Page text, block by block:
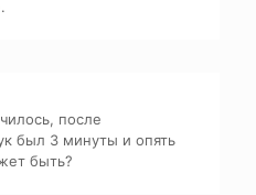
после
был 3 минуты и опять
быть?